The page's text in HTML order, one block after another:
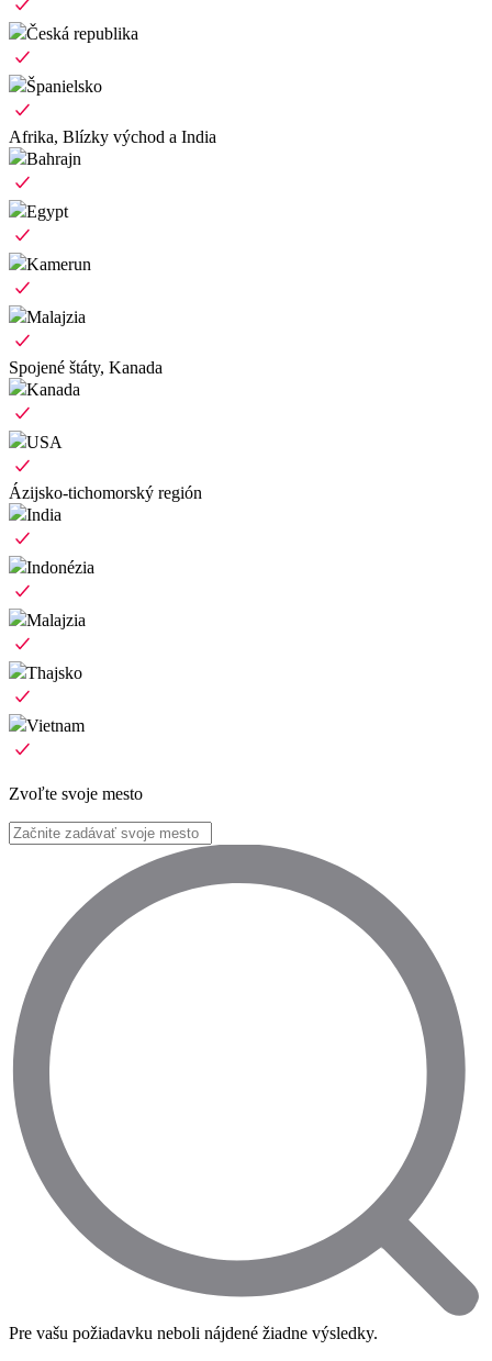
Česká republika
Španielsko
Afrika, Blízky východ a India
Bahrajn
Egypt
Kamerun
Malajzia
Spojené štáty, Kanada
Kanada
USA
Ázijsko-tichomorský región
India
Indonézia
Malajzia
Thajsko
Vietnam
Zvoľte svoje mesto
Pre vašu požiadavku neboli nájdené žiadne výsledky.